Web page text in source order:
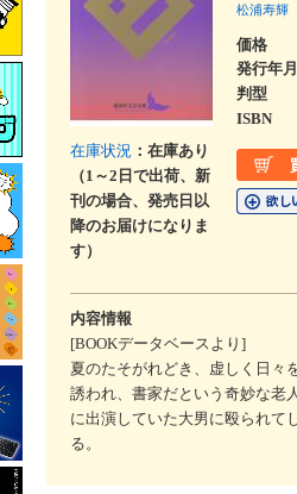
在庫状況 ：在庫あり
（1～2日で出荷、新
刊の場合、発売日以
降のお届けになりま
す）
松浦寿輝
価格
発行年月
判型
ISBN
内容情報
[BOOKデータベースより]
夏のたそがれどき、虚しく日々
誘われ、書家だという奇妙な老
に出演していた大男に殴られて
る。